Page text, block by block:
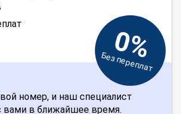
0%
Без переплат
номер, и наш специалист
вами в ближайшее время.